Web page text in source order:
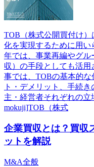
TOB（株式公開買付け
化を実現するために用
年では、事業再編やグ
収）の手段としても活
事では、TOBの基本的
ト・デメリット、手続
主・経営者それぞれの立
mokuji]TOB（株式
企業買収とは？買収
ットを解説
M&A全般